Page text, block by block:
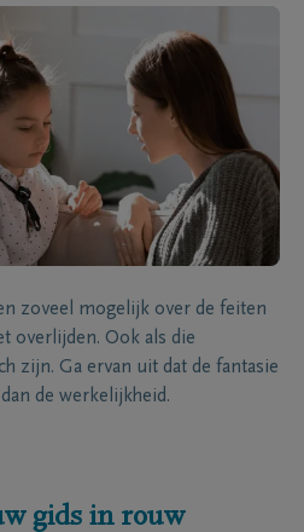
zoveel mogelijk over de feiten
overlijden. Ook als die
zijn. Ga ervan uit dat de fantasie
de werkelijkheid.
gids in rouw